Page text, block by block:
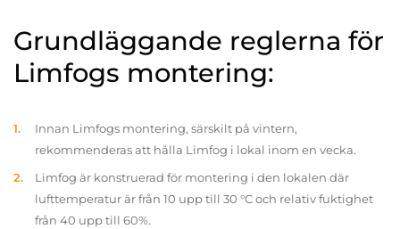
Grundläggande reglerna för
Limfogs montering:
Innan Limfogs montering, särskilt på vintern,
rekommenderas att hålla Limfog i lokal inom en vecka.
Limfog är konstruerad för montering i den lokalen där
lufttemperatur är från 10 upp till 30 °C och relativ fuktighet
från 40 upp till 60%.